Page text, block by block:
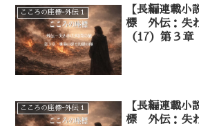
こころの座標ｰ外伝１
【長編連載小
標 外伝：失
（17）第３
こころの座標ｰ外伝１
【長編連載小
標 外伝：失